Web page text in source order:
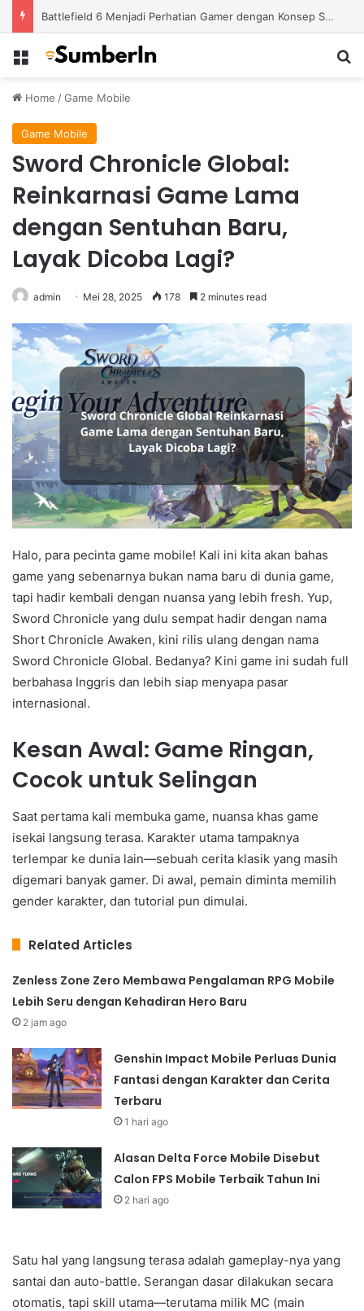
Apex Legends Season Terbaru Menawarkan Strategi Baru Melalui Kehadiran Legend Generasi Berikutnya
Menu
Home /Game Mobile
Game Mobile
Sword Chronicle Global:
Reinkarnasi Game Lama
dengan Sentuhan Baru,
Layak Dicoba Lagi?
admin Mei 28, 2025 178 2 minutes read
Halo, para pecinta game mobile! Kali ini kita akan bahas
game yang sebenarnya bukan nama baru di dunia game,
tapi hadir kembali dengan nuansa yang lebih fresh. Yup,
Sword Chronicle yang dulu sempat hadir dengan nama
Short Chronicle Awaken, kini rilis ulang dengan nama
Sword Chronicle Global. Bedanya? Kini game ini sudah full
berbahasa Inggris dan lebih siap menyapa pasar
internasional.
Kesan Awal: Game Ringan,
Cocok untuk Selingan
Saat pertama kali membuka game, nuansa khas game
isekai langsung terasa. Karakter utama tampaknya
terlempar ke dunia lain—sebuah cerita klasik yang masih
digemari banyak gamer. Di awal, pemain diminta memilih
gender karakter, dan tutorial pun dimulai.
Related Articles
Zenless Zone Zero Membawa Pengalaman RPG Mobile
Lebih Seru dengan Kehadiran Hero Baru
2 jam ago
Genshin Impact Mobile Perluas Dunia
Fantasi dengan Karakter dan Cerita
Terbaru
1 hari ago
Alasan Delta Force Mobile Disebut
Calon FPS Mobile Terbaik Tahun Ini
2 hari ago
Satu hal yang langsung terasa adalah gameplay-nya yang
santai dan auto-battle. Serangan dasar dilakukan secara
otomatis, tapi skill utama—terutama milik MC (main